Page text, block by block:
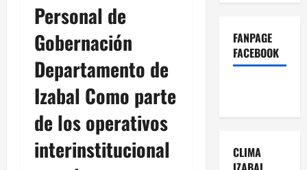
Personal de
Gobernación
Departamento de
Izabal Como parte
de los operativos
interinstitucional
FANPAGE
FACEBOOK
CLIMA